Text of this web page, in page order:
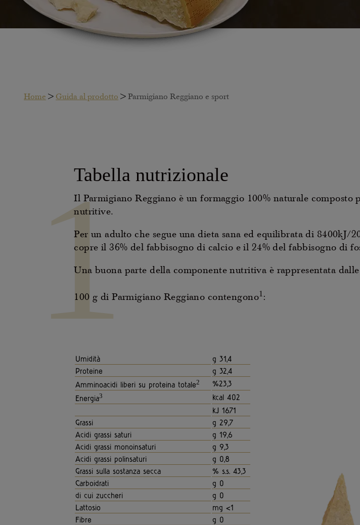
Home > Guida al prodotto > Parmigiano Reggiano e sport
1
Tabella nutrizionale
Il Parmigiano Reggiano è un formaggio 100% naturale composto
nutritive.
Per un adulto che segue una dieta sana ed equilibrata di
copre il 36% del fabbisogno di calcio e il 24% del fabbisogno di
Una buona parte della componente nutritiva è rappresentata
100 g di Parmigiano Reggiano contengono1 :
Umidità
g 31,4
Proteine
g 32,4
Amminoacidi liberi su proteina totale2
%23,3
Energia3
kcal 402
kJ 1671
Grassi
g 29,7
Acidi grassi saturi
g 19,6
Acidi grassi monoinsaturi
g 9,3
Acidi grassi polinsaturi
g 0,8
Grassi sulla sostanza secca
% s.s. 43,3
Carboidrati
g 0
di cui zuccheri
g 0
Lattosio
mg <1
Fibre
g 0